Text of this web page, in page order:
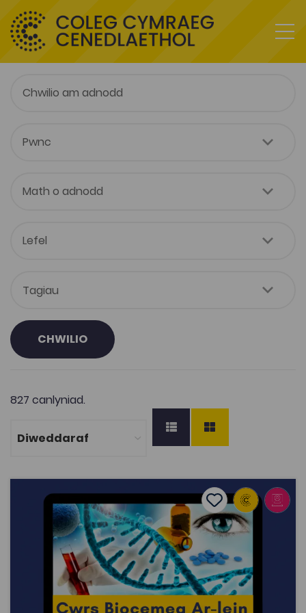
CHWILIO
827 canlyniad.
Cwrs Biocemeg Cymraeg
Add to favourites
Dyddiad cyhoeddi: 2022 Add to favourites
Cwrs Biocemeg Cymraeg
3.4K
Gwyddorau Biolegol
Adnodd Coleg Cymraeg
Cwrs Biocemeg Ar-lein Astudio Bioleg neu Gemeg